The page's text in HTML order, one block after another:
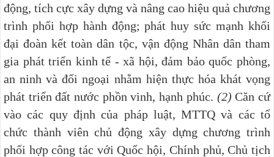
động, tích cực xây dựng và nâng cao hiệu quả chương
trình phối hợp hành động; phát huy sức mạnh khối
đại đoàn kết toàn dân tộc, vận động Nhân dân tham
gia phát triển kinh tế - xã hội, đảm bảo quốc phòng,
an ninh và đối ngoại nhằm hiện thực hóa khát vọng
phát triển đất nước phồn vinh, hạnh phúc. (2) Căn cứ
vào các quy định của pháp luật, MTTQ và các tổ
chức thành viên chủ động xây dựng chương trình
phối hợp công tác với Quốc hội, Chính phủ, Chủ tịch